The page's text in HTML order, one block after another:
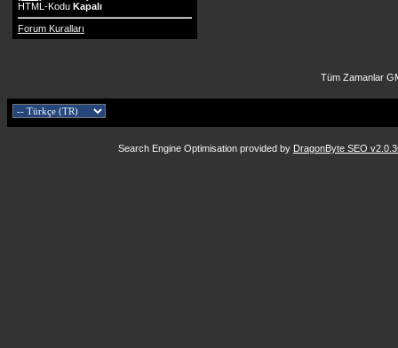
HTML-Kodu Kapalı
Forum Kuralları
Tüm Zamanlar
Search Engine Optimisation provided by DragonByte SEO